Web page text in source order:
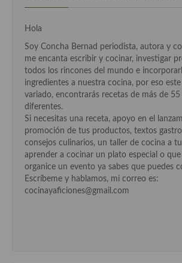
Airfryer recetas
Aderezos, salsas, vinagretas, especias,
aditivos
Especias, mezclas de especias
Hierbas aromáticas
Aceites
Mojos y pastas
Sales y polvos
Salsas y mojos
Hola
Soy Concha Bernad periodista, autora y
me encanta escribir y cocinar, investigar
todos los rincones del mundo e
ingredientes a nuestra cocina, por eso
variado, encontrarás recetas de más de 55
diferentes.
Si necesitas una receta, apoyo en el
promoción de tus productos, textos
consejos culinarios, un taller de cocina a
aprender a cocinar un plato especial o
organice un evento ya sabes que puedes
Escríbeme y hablamos, mi correo es:
cocinayaficiones@gmail.com